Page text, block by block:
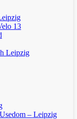
13
Leipzig
– Leipzig